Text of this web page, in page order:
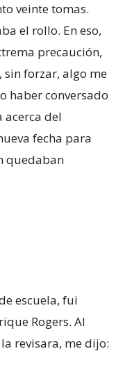
veinte tomas.
el rollo. En eso,
precaución,
sin forzar, algo me
haber conversado
acerca del
fecha para
quedaban
escuela, fui
Rogers. Al
revisara, me dijo: